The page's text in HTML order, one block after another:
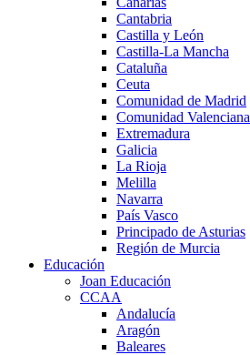
Cantabria
Castilla y León
Castilla-La Mancha
Cataluña
Ceuta
Comunidad de Madrid
Comunidad Valenciana
Extremadura
Galicia
La Rioja
Melilla
Navarra
País Vasco
Principado de Asturias
Región de Murcia
Educación
Joan Educación
CCAA
Andalucía
Aragón
Baleares